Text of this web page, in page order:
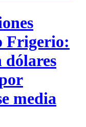
Frigerio:
media